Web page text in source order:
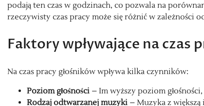
podają ten czas w godzinach, co pozwala na
rzeczywisty czas pracy może się różnić w zależności
Faktory wpływające na czas
Na czas pracy głośników wpływa kilka czynników:
Poziom głośności – Im wyższy poziom
Rodzaj odtwarzanej muzyki – Muzyka z większą